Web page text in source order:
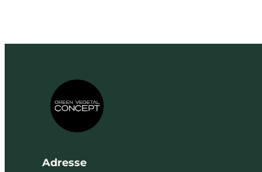
Adresse